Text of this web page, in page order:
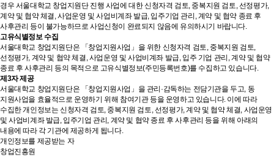
경우 서울대학교 창업지원단 진행 사업에 대한 신청자격 검토, 중복지원 검토, 선정평가,
계약 및 협약 체결, 사업운영 및 사업비계좌 발급, 입주기업 관리, 계약 및 협약 종료 후
사후관리 등이 불가능하므로 사업신청이 완료되지 않음에 유의하시기 바랍니다.
고유식별정보 수집
서울대학교 창업지원단은 「창업지원사업」을 위한 신청자격 검토, 중복지원 검토,
선정평가, 계약 및 협약 체결, 사업운영 및 사업비계좌 발급, 입주 기업 관리, 계약 및 협약
종료 후 사후관리 등의 목적으로 고유식별정보(주민등록번호)를 수집하고 있습니다.
제3자 제공
서울대학교 창업지원단은 「창업지원사업」을 관리·감독하는 전담기관을 두고, 동
지원사업을 효율적으로 운영하기 위해 참여기관 등을 운영하고 있습니다. 이에 따라
수집한 개인정보는 신청자격 검토, 중복지원 검토, 선정평가, 계약 및 협약 체결, 사업운영
및 사업비계좌 발급, 입주기업 관리, 계약 및 협약 종료 후 사후관리 등을 위해 아래의
내용에 따라 각 기관에 제공하게 됩니다.
개인정보를 제공받는 자
창업진흥원